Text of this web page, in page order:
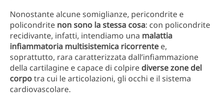
Nonostante alcune somiglianze, pericondrite e
policondrite non sono la stessa cosa: con policondrite
recidivante, infatti, intendiamo una malattia
infiammatoria multisistemica ricorrente e,
soprattutto, rara caratterizzata dall’infiammazione
della cartilagine e capace di colpire diverse zone del
corpotra cui le articolazioni, gli occhi e il sistema
cardiovascolare.